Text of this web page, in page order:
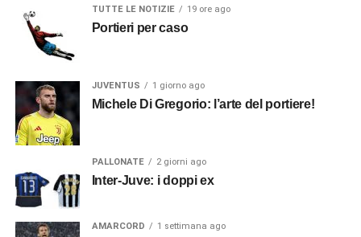
TUTTE LE NOTIZIE 19 ore ago
Portieri per caso
JUVENTUS 1 giorno ago
Michele Di Gregorio: l’arte del portiere!
PALLONATE 2 giorni ago
Inter-Juve: i doppi ex
AMARCORD 1 settimana ago